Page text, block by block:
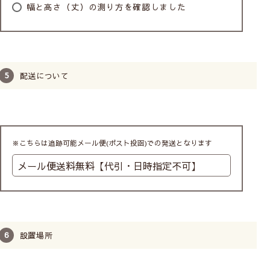
上下ポール通しでワンランクアップ
なっています。カーテン裾（下の部分）もポ
ンになります。
幅と高さ（丈）の測り方を確認しました
配送について
※こちらは追跡可能メール便(ポスト投函)での発送となります
設置場所